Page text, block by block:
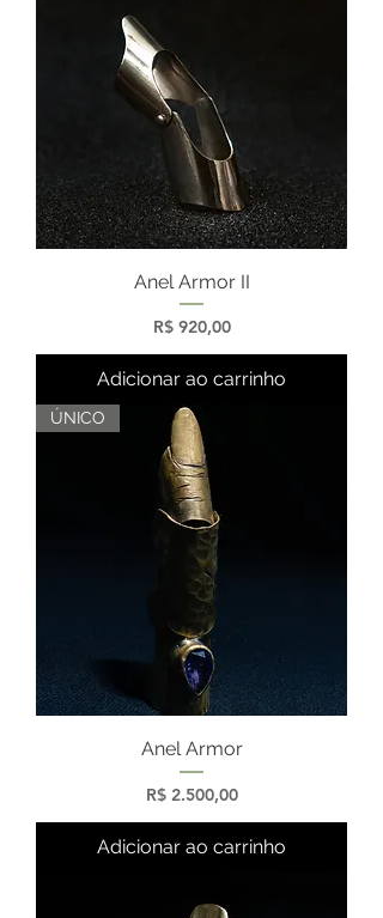
Anel Armor II
Preço
R$ 920,00
Adicionar ao carrinho
ÚNICO
Anel Armor
Preço
R$ 2.500,00
Adicionar ao carrinho